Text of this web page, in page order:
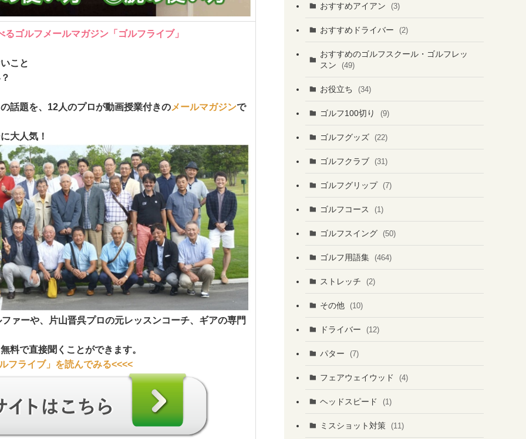
ゴルフメールマガジン「ゴルフライブ」
こと
話題を、12人のプロが動画授業付きのメールマガジンで
大人気！
ァーや、片山晋呉プロの元レッスンコーチ、ギアの専門
料で直接聞くことができます。
フライブ」 を読んでみる<<<<
おすすめアイアン (3)
おすすめドライバー (2)
おすすめのゴルフスクール・ゴルフレッ
スン
(49)
お役立ち (34)
ゴルフ100切り (9)
ゴルフグッズ (22)
ゴルフクラブ (31)
ゴルフグリップ (7)
ゴルフコース (1)
ゴルフスイング (50)
ゴルフ用語集 (464)
ストレッチ (2)
その他 (10)
ドライバー (12)
パター (7)
フェアウェイウッド (4)
ヘッドスピード (1)
ミスショット対策 (11)